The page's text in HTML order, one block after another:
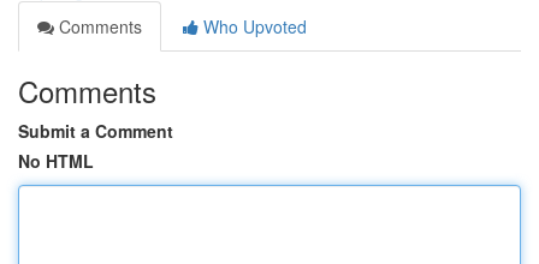
Comments
Who Upvoted
Comments
Submit a Comment
No HTML